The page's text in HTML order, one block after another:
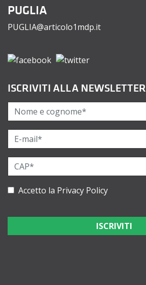
PUGLIA
PUGLIA@articolo1mdp.it
ISCRIVITI ALLA NEWSLETTER
Accetto la Privacy Policy